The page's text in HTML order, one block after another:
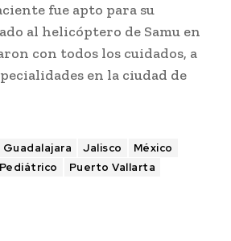
fue apto para su
al helicóptero de Samu en
con todos los cuidados, a
en la ciudad de
Guadalajara Jalisco
México
Puerto Vallarta